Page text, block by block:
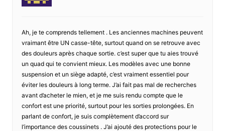
Ah, je te comprends tellement . Les anciennes machines peuvent
vraimant être UN casse-tête, surtout quand on se retrouve avec
des douleurs après chaque sortie. c’est super que tu aies trouvé
un quad qui te convient mieux. Les modèles avec une bonne
suspension et un siège adapté, c’est vraiment essentiel pour
éviter les douleurs à long terme. J’ai fait pas mal de recherches
avant d’acheter le mien, et je me suis rendu compte que le
confort est une priorité, surtout pour les sorties prolongées. En
parlant de confort, je suis complètement d’accord sur
l’importance des coussinets . J’ai ajouté des protections pour le